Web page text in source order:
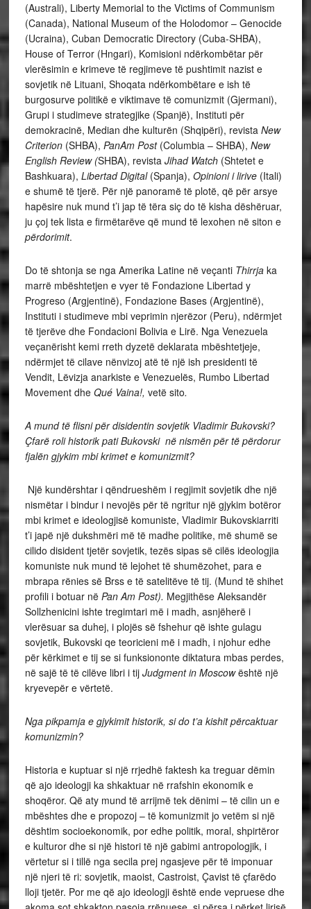
(Australi), Liberty Memorial to the Victims of Communism
(Canada), National Museum of the Holodomor – Genocide
(Ucraina), Cuban Democratic Directory (Cuba-SHBA),
House of Terror (Hngari), Komisioni ndërkombëtar për
vlerësimin e krimeve të regjimeve të pushtimit nazist e
sovjetik në Lituani, Shoqata ndërkombëtare e ish të
burgosurve politikë e viktimave të comunizmit (Gjermani),
Grupi i studimeve strategjike (Spanjë), Instituti për
demokracinë, Median dhe kulturën (Shqipëri), revista New
Criterion(SHBA), PanAm Post (Columbia – SHBA), New
English Review (SHBA), revista Jihad Watch (Shtetet e
Bashkuara), Libertad Digital (Spanja), Opinioni i lirive (Itali)
e shumë të tjerë. Për një panoramë të plotë, që për arsye
hapësire nuk mund t’i jap të tëra siç do të kisha dëshëruar,
ju çoj tek lista e firmëtarëve që mund të lexohen në siton e
përdorimit.
Do të shtonja se nga Amerika Latine në veçanti Thirrja ka
marrë mbështetjen e vyer të Fondazione Libertad y
Progreso (Argjentinë), Fondazione Bases (Argjentinë),
Instituti i studimeve mbi veprimin njerëzor (Peru), ndërmjet
të tjerëve dhe Fondacioni Bolivia e Lirë. Nga Venezuela
veçanërisht kemi rreth dyzetë deklarata mbështetjeje,
ndërmjet të cilave nënvizoj atë të një ish presidenti të
Vendit, Lëvizja anarkiste e Venezuelës, Rumbo Libertad
Movement dhe Qué Vaina!, vetë sito.
A mund të flisni për disidentin sovjetik Vladimir Bukovski?
Çfarë roli historik pati Bukovski në nismën për të përdorur
fjalën gjykim mbi krimet e komunizmit?
Një kundërshtar i qëndrueshëm i regjimit sovjetik dhe një
nismëtar i bindur i nevojës për të ngritur një gjykim botëror
mbi krimet e ideologjisë komuniste, Vladimir Bukovskiarriti
t’i japë një dukshmëri më të madhe politike, më shumë se
cilido disident tjetër sovjetik, tezës sipas së cilës ideologjia
komuniste nuk mund të lejohet të shumëzohet, para e
mbrapa rënies së Brss e të satelitëve të tij. (Mund të shihet
profili i botuar në Pan Am Post). Megjithëse Aleksandër
Sollzhenicini ishte tregimtari më i madh, asnjëherë i
vlerësuar sa duhej, i plojës së fshehur që ishte gulagu
sovjetik, Bukovski qe teoricieni më i madh, i njohur edhe
për kërkimet e tij se si funksiononte diktatura mbas perdes,
në sajë të të cilëve libri i tij Judgment in Moscowështë një
kryevepër e vërtetë.
Nga pikpamja e gjykimit historik, si do t’a kishit përcaktuar
komunizmin?
Historia e kuptuar si një rrjedhë faktesh ka treguar dëmin
që ajo ideologji ka shkaktuar në rrafshin ekonomik e
shoqëror. Që aty mund të arrijmë tek dënimi – të cilin un e
mbështes dhe e propozoj – të komunizmit jo vetëm si një
dështim socioekonomik, por edhe politik, moral, shpirtëror
e kulturor dhe si një histori të një gabimi antropologjik, i
vërtetur si i tillë nga secila prej ngasjeve për të imponuar
një njeri të ri: sovjetik, maoist, Castroist, Çavist të çfarëdo
lloji tjetër. Por me që ajo ideologji është ende vepruese dhe